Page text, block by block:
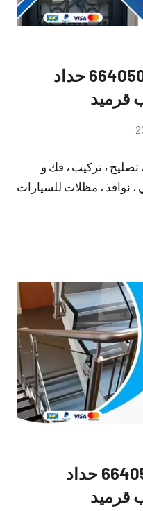
حداد الاندلس هندي 66405051 حداد
قرميد
تعليقات
تصليح ، تركيب ، فك و
نوافذ ، مظلات للسيارات
حداد الرابية هندي 66405051 حداد
قرميد